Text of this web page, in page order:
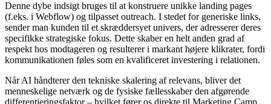
Denne dybe indsigt bruges til at konstruere unikke landing pages
(f.eks. i Webflow) og tilpasset outreach. I stedet for generiske links,
sender man kunden til et skræddersyet univers, der adresserer deres
specifikke strategiske fokus. Dette skaber en helt anden grad af
respekt hos modtageren og resulterer i markant højere klikrater, fordi
kommunikationen føles som en kvalificeret investering i relationen.
Når AI håndterer den tekniske skalering af relevans, bliver det
menneskelige netværk og de fysiske fællesskaber den afgørende